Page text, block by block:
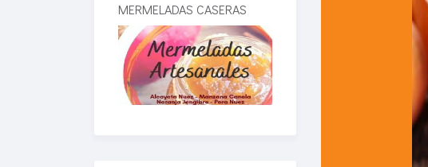
MERMELADAS CASERAS